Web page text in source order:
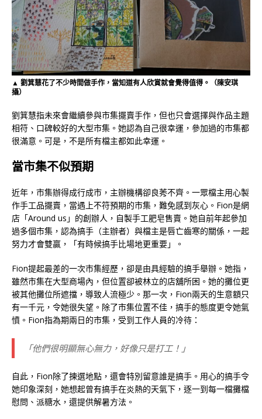
▲ 劉箕慧花了不少時間做手作，當知道有人欣賞就會覺得值得。（陳安琪
攝）
劉箕慧指未來會繼續參與市集擺賣手作，但也只會選擇與作品主題
相符、口碑較好的大型市集。她認為自己很幸運，參加過的市集都
很滿意。可是，不是所有檔主都如此幸運。
當市集不似預期
近年，市集辦得成行成市，主辦機構卻良莠不齊。一眾檔主用心製
作手工品擺賣，當遇上不符預期的市集，難免感到灰心。Fion是網
店「Around us」的創辦人，自製手工肥皂售賣。她自前年起參加
過多個市集，認為搞手（主辦者）與檔主是唇亡齒寒的關係，一起
努力才會雙贏，「有時候搞手比場地更重要」。
Fion提起最差的一次市集經歷，卻是由具經驗的搞手舉辦。她指，
雖然市集在大型商場內，但位置卻被林立的店舖所困。她的攤位更
被其他攤位所遮擋，導致人流極少。那一次，Fion兩天的生意額只
有一千元，令她很失望。除了市集位置不佳，搞手的態度更令她氣
憤。Fion指為期兩日的市集，受到工作人員的冷待：
「他們很明顯無心無力，好像只是打工！」
自此，Fion除了揀選地點，還會特別留意誰是搞手。用心的搞手令
她印象深刻，她想起曾有搞手在炎熱的天氣下，逐一到每一檔攤檔
慰問、派糖水，還提供解暑方法。